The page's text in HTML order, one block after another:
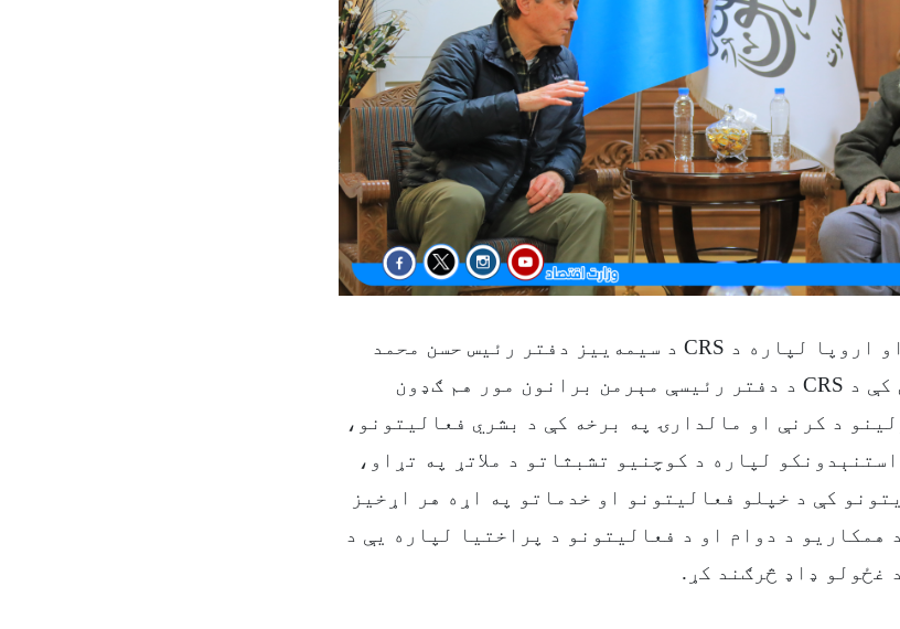
په دې لیدنه کې، د اسیا او اروپا لپاره د CRS د سیمه‌ییز دفتر رئیس حسن محمد
المهدي او په افغانستان کې د CRS د دفتر رئیسې مېرمن برانون مور هم ګډون
د کرنې او مالدارۍ په برخه کې د بشري فعالیتونو،
لپاره د کوچنیو تشبثاتو د ملاتړ په تړاو،
کې د خپلو فعالیتونو او خدماتو په اړه هر اړخیز
همکاریو د دوام او د فعالیتونو د پراختیا لپاره یې د
غځولو ډاډ څرګند کړ.